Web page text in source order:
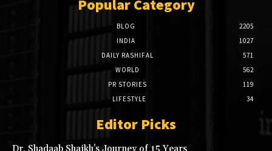
Popular Category
BLOG
2205
INDIA
1027
DAILY RASHIFAL
571
WORLD
562
PR STORIES
119
LIFESTYLE
34
Editor Picks